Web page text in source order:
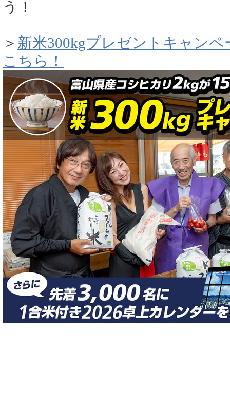
う！
＞ 新米300kgプレゼントキャン
こちら！